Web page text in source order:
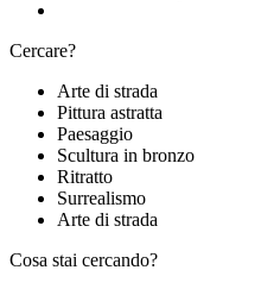
Cercare?
Arte di strada
Pittura astratta
Paesaggio
Scultura in bronzo
Ritratto
Surrealismo
Arte di strada
Cosa stai cercando?